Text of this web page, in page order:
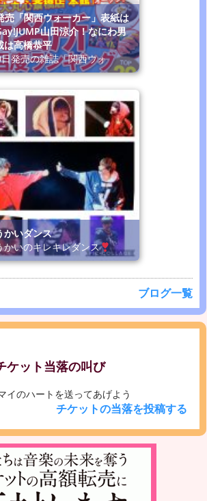
売「関西ウォーカー」表紙は
山田涼介！なにわ男
は高橋恭平
発売の雑誌「関西ウォ
かいダンス
かいのキレキレダンス
ブログ一覧
ケット当落の叫び
イのハートを送ってあげよう
チケットの当落を投稿する